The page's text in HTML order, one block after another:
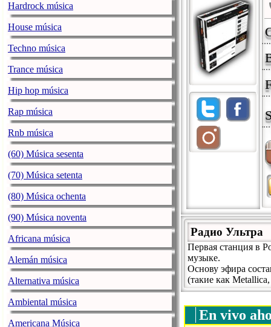
Hardrock música
House música
Techno música
Trance música
Hip hop música
Rap música
Rnb música
(60) Música sesenta
(70) Música setenta
(80) Música ochenta
(90) Música noventa
Africana música
Alemán música
Alternativa música
Ambiental música
Americana Música
Радио Ультра
Первая станция в
музыке.
Основу эфира
(такие как
En vivo